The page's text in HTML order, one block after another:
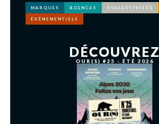
MARQUES AGENCES COLLECTIVITÉS
ÉVÉNEMENTIELS
DÉCOUVREZ
OUR(S) #25 - ÉTÉ 2026